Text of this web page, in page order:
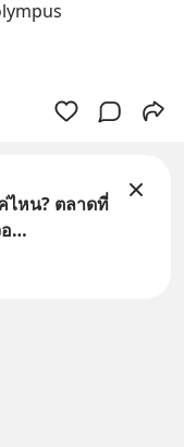
หน? ตลาดที่
ที่คิด และ